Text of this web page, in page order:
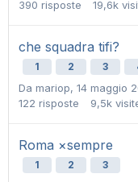
390 risposte 19,6k
che squadra tifi?
1 2 3
Da mariop, 14 maggio
122 risposte 9,5k
Roma ×sempre
1 2 3